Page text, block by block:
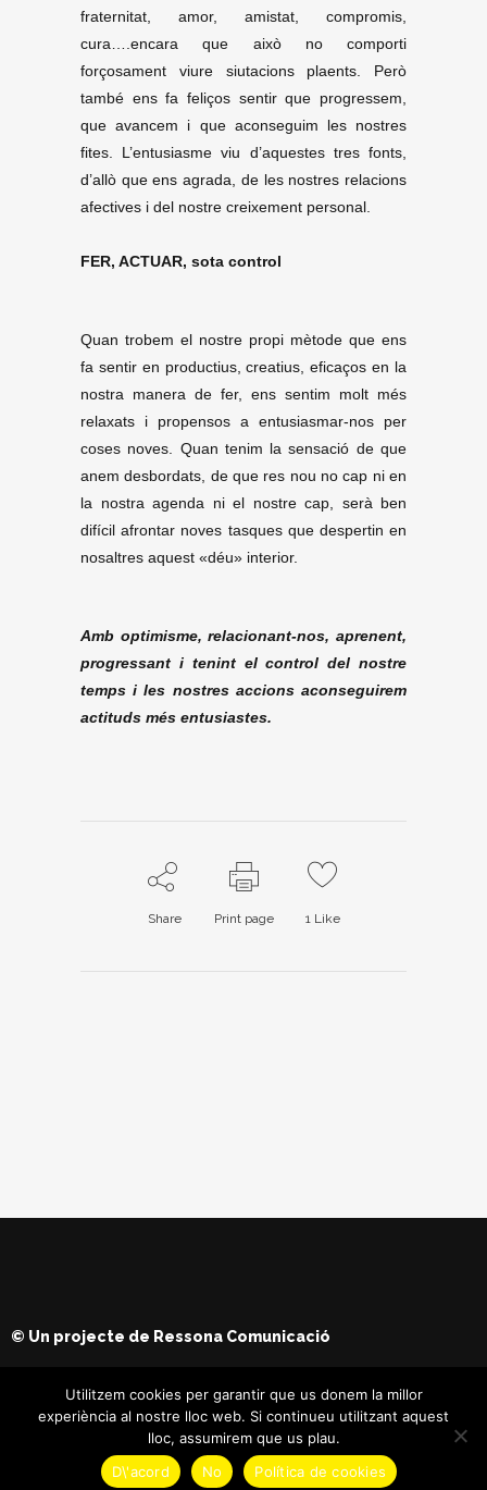
fraternitat, amor, amistat, compromis,
cura….encara que això no comporti
forçosament viure siutacions plaents. Però
també ens fa feliços sentir que progressem,
que avancem i que aconseguim les nostres
fites. L’entusiasme viu d’aquestes tres fonts,
d’allò que ens agrada, de les nostres relacions
afectives i del nostre creixement personal.
FER, ACTUAR, sota control
Quan trobem el nostre propi mètode que ens
fa sentir en productius, creatius, eficaços en la
nostra manera de fer, ens sentim molt més
relaxats i propensos a entusiasmar-nos per
coses noves. Quan tenim la sensació de que
anem desbordats, de que res nou no cap ni en
la nostra agenda ni el nostre cap, serà ben
difícil afrontar noves tasques que despertin en
nosaltres aquest «déu» interior.
Amb optimisme, relacionant-nos, aprenent,
progressant i tenint el control del nostre
temps i les nostres accions aconseguirem
actituds més entusiastes.
Share Print page 1Like
© Un projecte de Ressona Comunicació
Utilitzem cookies per garantir que us donem la millor
experiència al nostre lloc web. Si continueu utilitzant aquest
lloc, assumirem que us plau.
D\'acord
No Política de cookies